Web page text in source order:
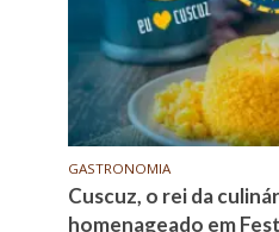
GASTRONOMIA
Cuscuz, o rei da
homenageado em